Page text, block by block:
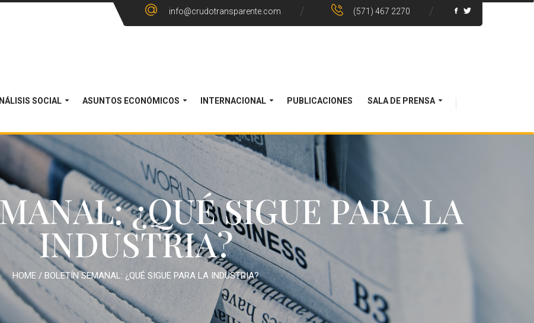
info@crudotransparente.com (571) 467 2270
SOCIAL ASUNTOS ECONÓMICOS INTERNACIONAL PUBLICACIONES SALA DE PRENSA
¿QUÉ SIGUE PARA LA
INDUSTRIA?
HOME / BOLETÍN SEMANAL: ¿QUÉ SIGUE PARA LA INDUSTRIA?